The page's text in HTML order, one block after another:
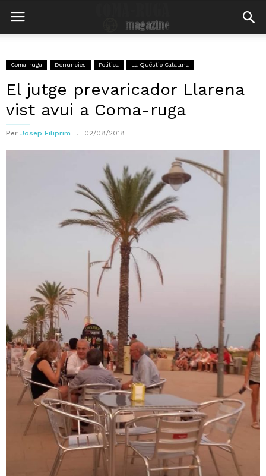
Coma-ruga Denuncies Politica La Quëstio Catalana
El jutge prevaricador Llarena
vist avui a Coma-ruga
Per Josep Filiprim 02/08/2018